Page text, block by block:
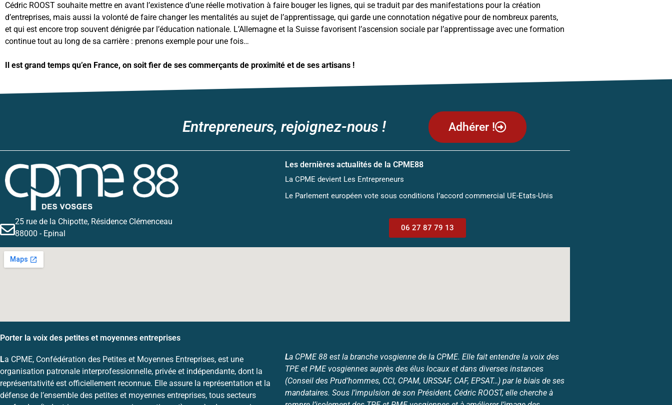
Cédric ROOST souhaite mettre en avant l’existence d’une réelle motivation à faire bouger les lignes, qui se traduit par des manifestations pour la création
d’entreprises, mais aussi la volonté de faire changer les mentalités au sujet de l’apprentissage, qui garde une connotation négative pour de nombreux parents,
et qui est encore trop souvent dénigrée par l’éducation nationale. L’Allemagne et la Suisse favorisent l’ascension sociale par l’apprentissage avec une formation
continue tout au long de sa carrière : prenons exemple pour une fois…
Il est grand temps qu’en France, on soit fier de ses commerçants de proximité et de ses artisans !
Entrepreneurs, rejoignez-nous ! Adhérer !
Les dernières actualités de la CPME88
La CPME devient Les Entrepreneurs
Le Parlement européen vote sous conditions l’accord commercial UE-Etats-Unis
25 rue de la Chipotte, Résidence Clémenceau
88000 - Epinal
06 27 87 79 13
Porter la voix des petites et moyennes entreprises
La CPME, Confédération des Petites et Moyennes Entreprises, est une
organisation patronale interprofessionnelle, privée et indépendante, dont la
représentativité est officiellement reconnue. Elle assure la représentation et la
défense de l’ensemble des petites et moyennes entreprises, tous secteurs
La CPME 88 est la branche vosgienne de la CPME. Elle fait entendre la voix des
TPE et PME vosgiennes auprès des élus locaux et dans diverses instances
(Conseil des Prud’hommes, CCI, CPAM, URSSAF, CAF, EPSAT…) par le biais de ses
mandataires. Sous l’impulsion de son Président, Cédric ROOST, elle cherche à